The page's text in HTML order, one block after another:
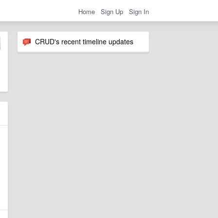
Home Sign Up Sign In
CRUD's recent timeline updates